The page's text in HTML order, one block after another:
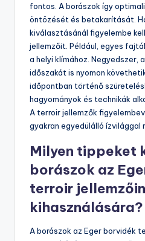
fontos. A borászok így
öntözését és betakarítását.
kiválasztásánál figyelembe
jellemzőit. Például, egyes
a helyi klímához. Negyedszer,
időszakát is nyomon
időpontban történő
hagyományok és technikák
A terroir jellemzők
gyakran egyedülálló ízvilággal
Milyen tippeket
borászok az
terroir
kihasználására?
A borászok az Eger borvidék